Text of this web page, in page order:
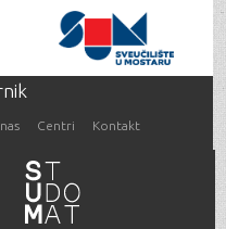
Centri Kontakt